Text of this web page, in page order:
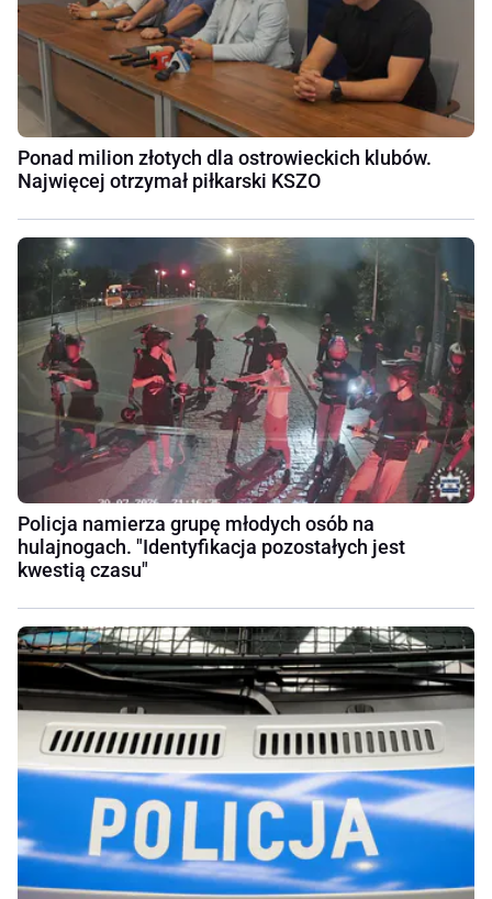
Ponad milion złotych dla ostrowieckich klubów.
Najwięcej otrzymał piłkarski KSZO
Policja namierza grupę młodych osób na
hulajnogach. "Identyfikacja pozostałych jest
kwestią czasu"